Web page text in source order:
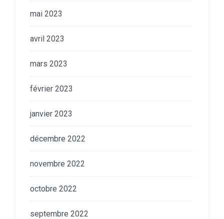
mai 2023
avril 2023
mars 2023
février 2023
janvier 2023
décembre 2022
novembre 2022
octobre 2022
septembre 2022